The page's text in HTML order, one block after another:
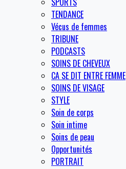
TENDANCE
Vécus de femmes
TRIBUNE
PODCASTS
SOINS DE CHEVEUX
CA SE DIT ENTRE FEMME
SOINS DE VISAGE
STYLE
Soin de corps
Soin intime
Soins de peau
Opportunités
PORTRAIT